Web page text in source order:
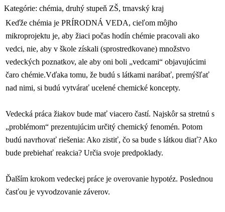
Kategórie: chémia, druhý stupeň ZŠ, trnavský kraj
Keďže chémia je PRÍRODNÁ VEDA, cieľom môjho
mikroprojektu je, aby žiaci počas hodín chémie pracovali ako
vedci, nie, aby v škole získali (sprostredkovane) množstvo
vedeckých poznatkov, ale aby oni boli „vedcami“ objavujúcimi
čaro chémie.Vďaka tomu, že budú s látkami narábať, premýšľať
nad nimi, si budú vytvárať ucelené chemické koncepty.
Vedecká práca žiakov bude mať viacero častí. Najskôr sa stretnú s
„problémom“ prezentujúcim určitý chemický fenomén. Potom
budú navrhovať riešenia: Ako zistiť, čo sa bude s látkou diať? Ako
bude prebiehať reakcia? Určia svoje predpoklady.
Ďalším krokom vedeckej práce je overovanie hypotéz. Poslednou
časťou je vyvodzovanie záverov.